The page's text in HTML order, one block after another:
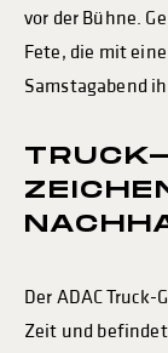
vor der Bühne.
Fete, die mit
Samstagabend
Der ADAC
Zeit und